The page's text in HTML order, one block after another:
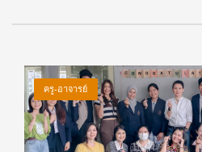
ครู-อาจารย์